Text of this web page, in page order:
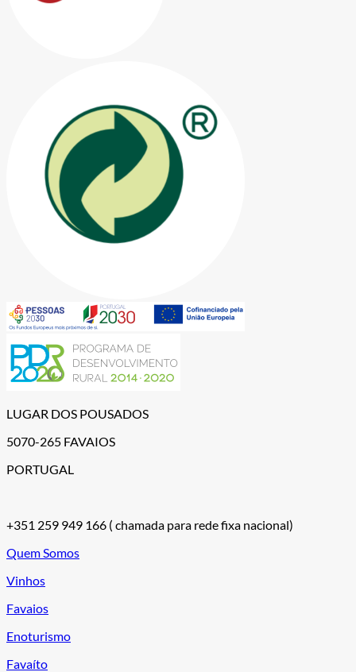
LUGAR DOS POUSADOS
5070-265 FAVAIOS
PORTUGAL
+351 259 949 166 ( chamada para rede fixa nacional)
Quem Somos
Vinhos
Favaios
Enoturismo
Favaíto